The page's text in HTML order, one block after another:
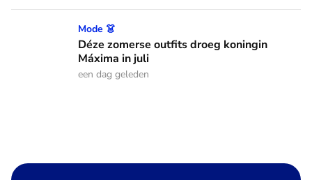
Déze zomerse outfits droeg koningin Máxima in juli
Mode 👗
Déze zomerse outfits droeg koningin
Máxima in juli
een dag geleden